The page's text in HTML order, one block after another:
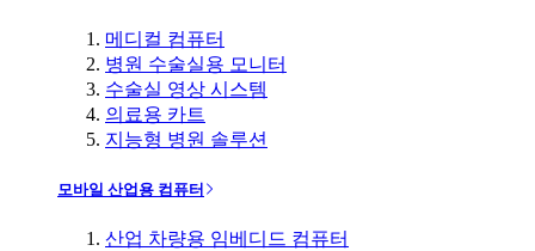
메디컬 컴퓨터
병원 수술실용 모니터
수술실 영상 시스템
의료용 카트
지능형 병원 솔루션
모바일 산업용 컴퓨터
산업 차량용 임베디드 컴퓨터